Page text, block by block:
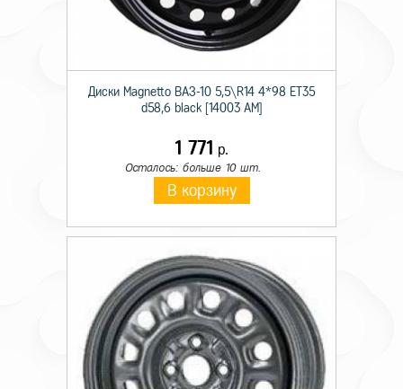
Диски Magnetto ВАЗ-10 5,5\R14 4*98 ET35
d58,6 black [14003 AM]
1 771 р.
Осталось: больше 10 шт.
В корзину